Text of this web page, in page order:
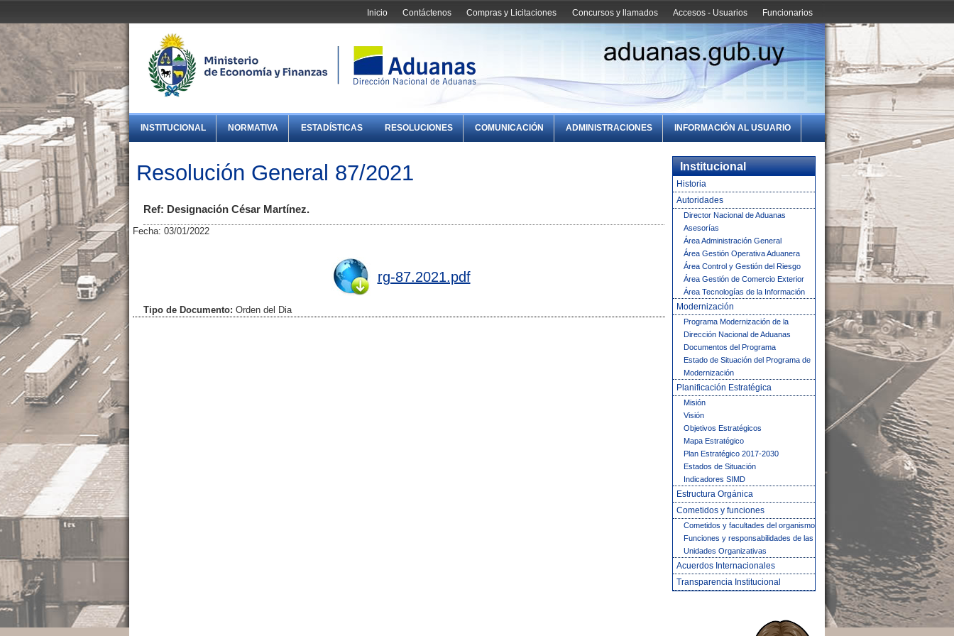
Funcionarios
Accesos - Usuarios
Concursos y llamados
Compras y Licitaciones
Contáctenos
Inicio
INSTITUCIONAL NORMATIVA ESTADÍSTICAS RESOLUCIONES COMUNICACIÓN ADMINISTRACIONES INFORMACIÓN AL USUARIO
Resolución General 87/2021
Ref: Designación César Martínez.
Fecha: 03/01/2022
rg-87.2021.pdf
Tipo de Documento: Orden del Dia
Institucional
Historia
Autoridades
Director Nacional de Aduanas
Asesorías
Área Administración General
Área Gestión Operativa Aduanera
Área Control y Gestión del Riesgo
Área Gestión de Comercio Exterior
Área Tecnologías de la Información
Modernización
Programa Modernización de la
Dirección Nacional de Aduanas
Documentos del Programa
Estado de Situación del Programa de
Modernización
Planificación Estratégica
Misión
Visión
Objetivos Estratégicos
Mapa Estratégico
Plan Estratégico 2017-2030
Estados de Situación
Indicadores SIMD
Estructura Orgánica
Cometidos y funciones
Cometidos y facultades del organismo
Funciones y responsabilidades de las
Unidades Organizativas
Acuerdos Internacionales
Transparencia Institucional